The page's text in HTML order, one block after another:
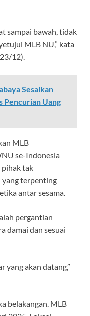
sampai bawah, tidak
MLB NU,” kata
12).
Sesalkan
Pencurian Uang
MLB
se-Indonesia
pihak tak
yang terpenting
antar sesama.
pergantian
damai dan sesuai
yang akan datang,”
belakangan. MLB